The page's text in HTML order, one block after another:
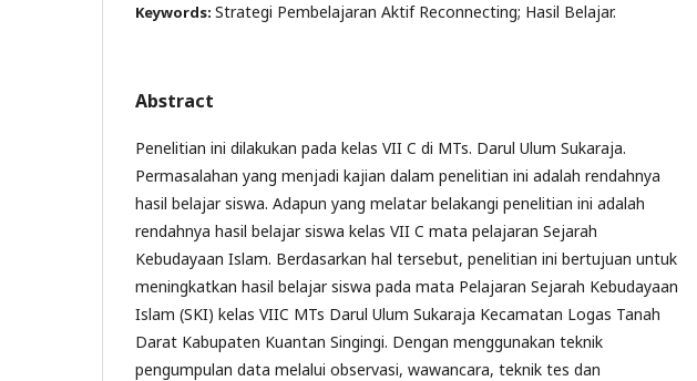
Keywords: Strategi Pembelajaran Aktif Reconnecting; Hasil Belajar.
Abstract
Penelitian ini dilakukan pada kelas VII C di MTs. Darul Ulum Sukaraja.
Permasalahan yang menjadi kajian dalam penelitian ini adalah rendahnya
hasil belajar siswa. Adapun yang melatar belakangi penelitian ini adalah
rendahnya hasil belajar siswa kelas VII C mata pelajaran Sejarah
Kebudayaan Islam. Berdasarkan hal tersebut, penelitian ini bertujuan untuk
meningkatkan hasil belajar siswa pada mata Pelajaran Sejarah Kebudayaan
Islam (SKI) kelas VIIC MTs Darul Ulum Sukaraja Kecamatan Logas Tanah
Darat Kabupaten Kuantan Singingi. Dengan menggunakan teknik
pengumpulan data melalui observasi, wawancara, teknik tes dan